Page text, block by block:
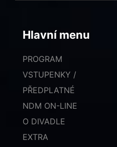
Hlavní menu
PROGRAM
VSTUPENKY /
PŘEDPLATNÉ
NDM ON-LINE
O DIVADLE
EXTRA